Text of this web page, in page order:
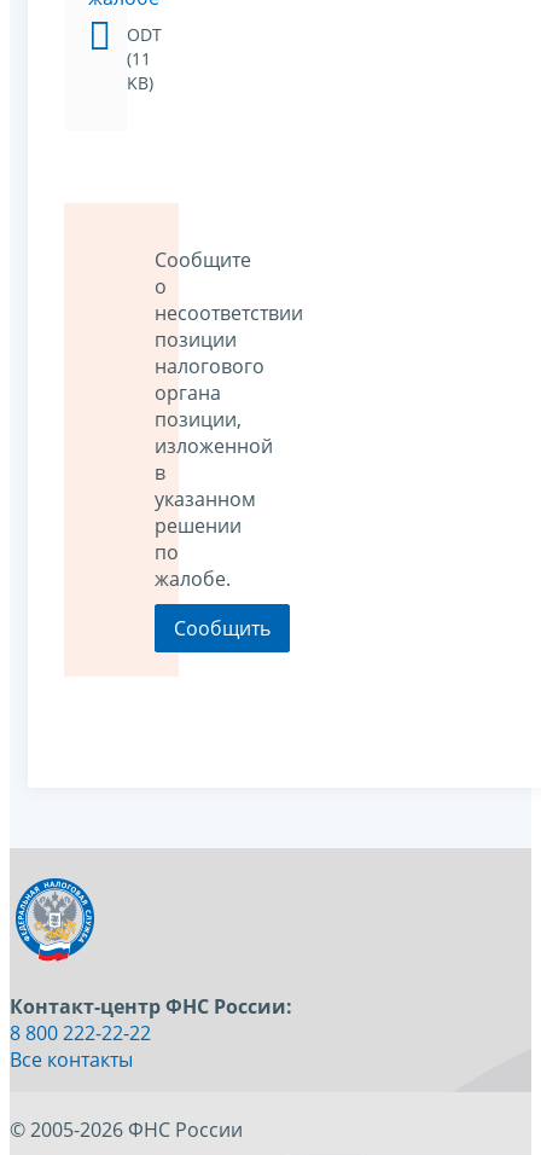
ODT
(11
KB)
Сообщите
о
несоответствии
позиции
налогового
органа
позиции,
изложенной
в
указанном
решении
по
жалобе.
Контакт-центр ФНС России:
8 800 222-22-22
Все контакты
© 2005-2026 ФНС России